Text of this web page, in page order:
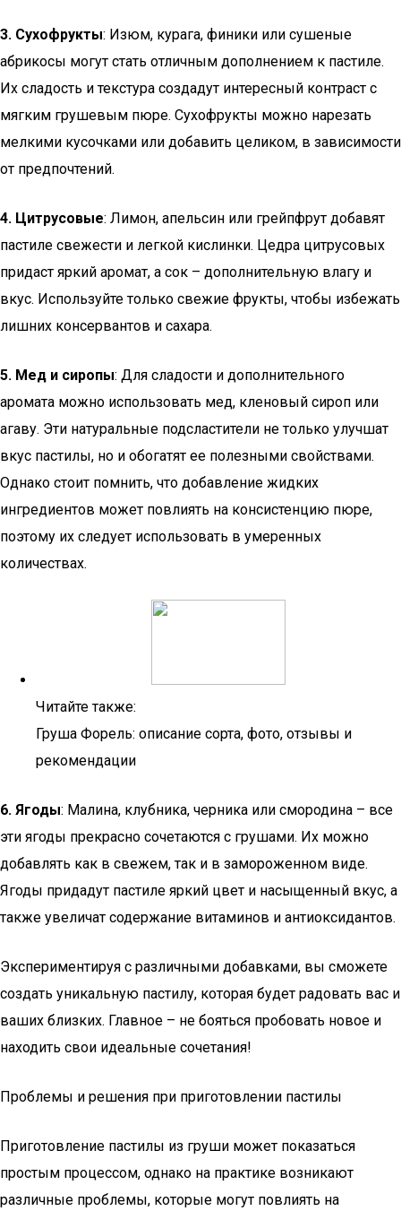
3. Сухофрукты: Изюм, курага, финики или сушеные
абрикосы могут стать отличным дополнением к пастиле.
Их сладость и текстура создадут интересный контраст с
мягким грушевым пюре. Сухофрукты можно нарезать
мелкими кусочками или добавить целиком, в зависимости
от предпочтений.
4. Цитрусовые: Лимон, апельсин или грейпфрут добавят
пастиле свежести и легкой кислинки. Цедра цитрусовых
придаст яркий аромат, а сок – дополнительную влагу и
вкус. Используйте только свежие фрукты, чтобы избежать
лишних консервантов и сахара.
5. Мед и сиропы: Для сладости и дополнительного
аромата можно использовать мед, кленовый сироп или
агаву. Эти натуральные подсластители не только улучшат
вкус пастилы, но и обогатят ее полезными свойствами.
Однако стоит помнить, что добавление жидких
ингредиентов может повлиять на консистенцию пюре,
поэтому их следует использовать в умеренных
количествах.
Читайте также:
Груша Форель: описание сорта, фото, отзывы и
рекомендации
6. Ягоды: Малина, клубника, черника или смородина – все
эти ягоды прекрасно сочетаются с грушами. Их можно
добавлять как в свежем, так и в замороженном виде.
Ягоды придадут пастиле яркий цвет и насыщенный вкус, а
также увеличат содержание витаминов и антиоксидантов.
Экспериментируя с различными добавками, вы сможете
создать уникальную пастилу, которая будет радовать вас и
ваших близких. Главное – не бояться пробовать новое и
находить свои идеальные сочетания!
Проблемы и решения при приготовлении пастилы
Приготовление пастилы из груши может показаться
простым процессом, однако на практике возникают
различные проблемы, которые могут повлиять на